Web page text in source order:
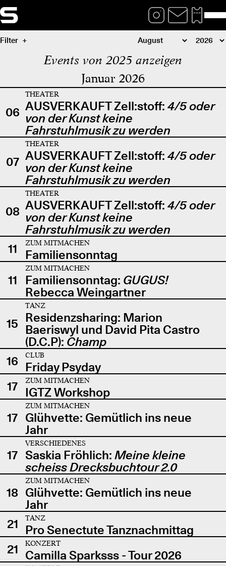
Filter
Events von 2025 anzeigen
Januar 2026
06
THEATER
AUSVERKAUFT Zell:stoff: 4/5 oder
von der Kunst keine
Fahrstuhlmusik zu werden
07
THEATER
AUSVERKAUFT Zell:stoff: 4/5 oder
von der Kunst keine
Fahrstuhlmusik zu werden
08
THEATER
AUSVERKAUFT Zell:stoff: 4/5 oder
von der Kunst keine
Fahrstuhlmusik zu werden
11
ZUM MITMACHEN
Familiensonntag
11
ZUM MITMACHEN
Familiensonntag: GUGUS!
Rebecca Weingartner
15
TANZ
Residenzsharing: Marion
Baeriswyl und David Pita Castro
(D.C.P): Champ
16
CLUB
Friday Psyday
17
ZUM MITMACHEN
IGTZ Workshop
17
ZUM MITMACHEN
Glühvette: Gemütlich ins neue
Jahr
17
VERSCHIEDENES
Saskia Fröhlich: Meine kleine
scheiss Drecksbuchtour 2.0
18
ZUM MITMACHEN
Glühvette: Gemütlich ins neue
Jahr
21
TANZ
Pro Senectute Tanznachmittag
21
KONZERT
Camilla Sparksss - Tour 2026